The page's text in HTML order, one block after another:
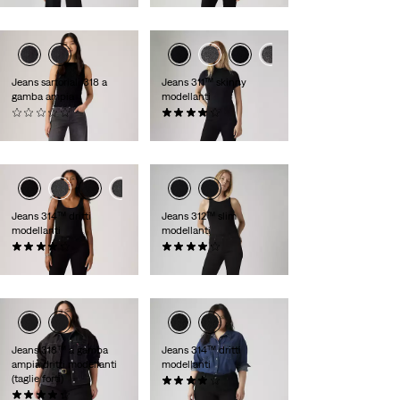
Jeans sartoriali 318 a
gamba ampia
(0)
€ 99,00
Jeans 311™ skinny
modellanti
Jeans 314™ dritti
modellanti
€ 89,00
Jeans 312™ slim
modellanti
Jeans 318™ a gamba
ampia dritti modellanti
(taglie forti)
Jeans 314™ dritti
modellanti
€ 89,00